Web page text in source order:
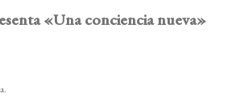
«Una conciencia nueva»